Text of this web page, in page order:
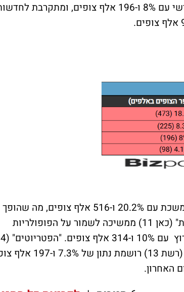
על קהל נאמן. חדשות 13 (רשת) מגיעה למקום השלישי עם 8% ו-196 אלף צופים, ומתקרבת
בפריים טיים - הדומיננטיות של "עובדה" (קשת 12) נמשכת עם 20.2% ו-516 אלף צופים, מה שהופך
אותה לתוכנית הנצפית ביותר של הערב. "קופה ראשית" (כאן 11) ממשיכה לשמור על הפופולריות
רושמת 7.7% ו-213 אלף צופים, בעוד "אהבה חדשה" (רשת 13)